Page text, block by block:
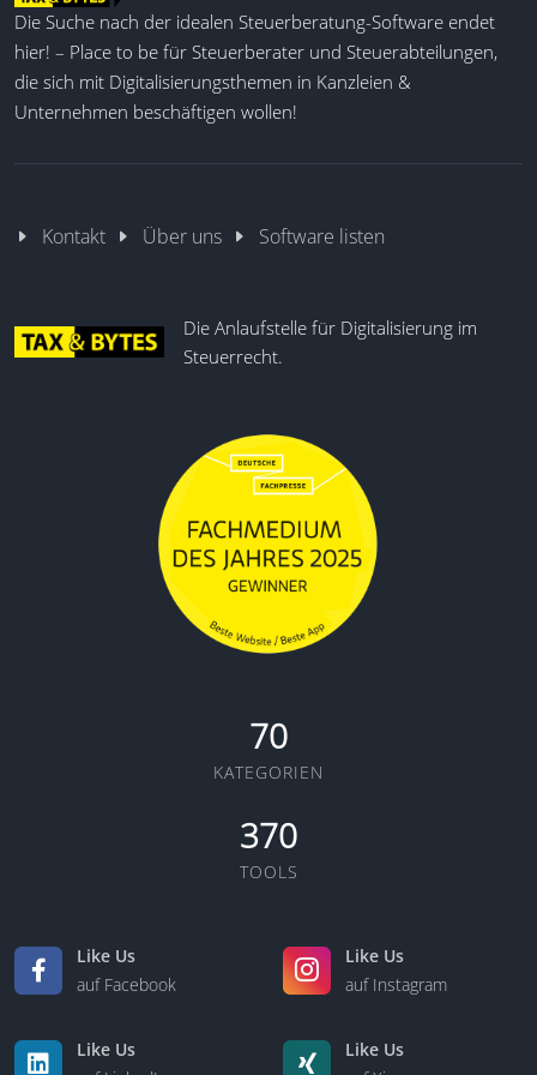
Unterstützung bei der Einhaltung gesetzlicher
Vorgaben und eine Erleichterung im täglichen
Arbeitsablauf.
Monitor zur Log-Tabelle
Umsatzsteuer-Voranmeldung
Reihen- und Dreiecksgeschäfte
Die Suche nach der idealen Steuerberatung-Software endet
hier! – Place to be für Steuerberater und Steuerabteilungen,
die sich mit Digitalisierungsthemen in Kanzleien &
Unternehmen beschäftigen wollen!
Kontakt Über uns Software listen
Die Anlaufstelle für Digitalisierung im
Steuerrecht.
70
KATEGORIEN
370
TOOLS
Like Us
auf Facebook
Like Us
auf Instagram
Like Us
Like Us